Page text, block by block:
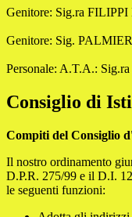
Genitore: Sig.ra
Genitore: Sig.
Personale: A.T.A.:
Consiglio di
Compiti del Consiglio
Il nostro ordinamento
D.P.R. 275/99 e il D.I.
le seguenti funzioni: